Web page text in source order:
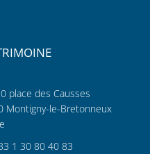
place des Causses
Montigny-le-Bretonneux
1 30 80 40 83